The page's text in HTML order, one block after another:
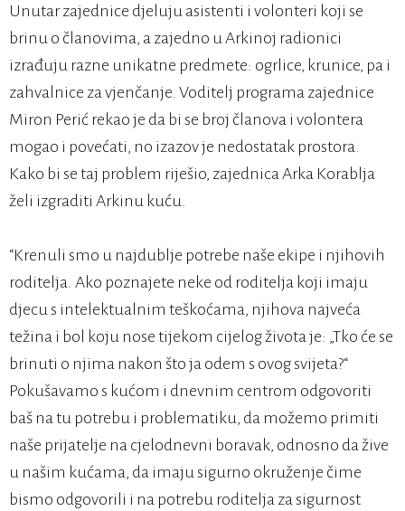
Unutar zajednice djeluju asistenti i volonteri koji se
brinu o članovima, a zajedno u Arkinoj radionici
izrađuju razne unikatne predmete: ogrlice, krunice, pa i
zahvalnice za vjenčanje. Voditelj programa zajednice
Miron Perić rekao je da bi se broj članova i volontera
mogao i povećati, no izazov je nedostatak prostora.
Kako bi se taj problem riješio, zajednica Arka Korablja
želi izgraditi Arkinu kuću.
“Krenuli smo u najdublje potrebe naše ekipe i njihovih
roditelja. Ako poznajete neke od roditelja koji imaju
djecu s intelektualnim teškoćama, njihova najveća
težina i bol koju nose tijekom cijelog života je: „Tko će se
brinuti o njima nakon što ja odem s ovog svijeta?“
Pokušavamo s kućom i dnevnim centrom odgovoriti
baš na tu potrebu i problematiku, da možemo primiti
naše prijatelje na cjelodnevni boravak, odnosno da žive
u našim kućama, da imaju sigurno okruženje čime
bismo odgovorili i na potrebu roditelja za sigurnost